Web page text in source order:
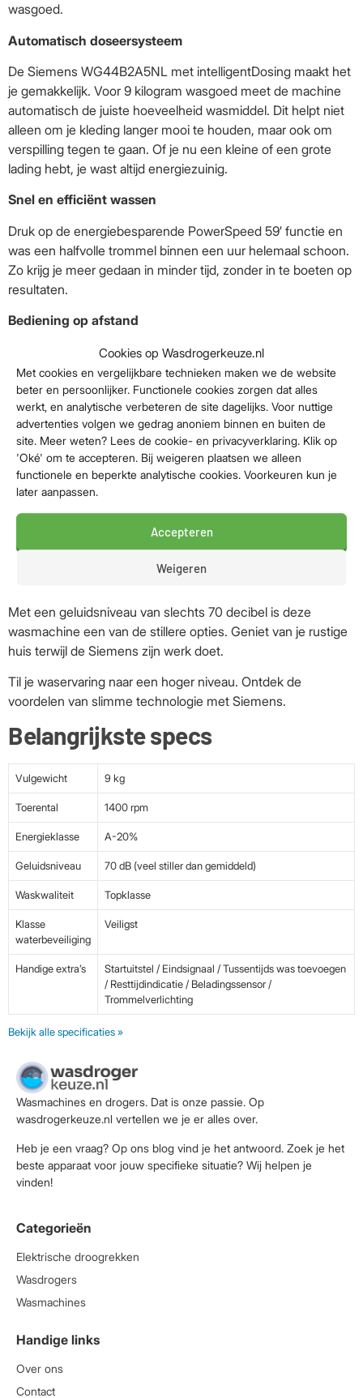
Cookies op Wasdrogerkeuze.nl
Met cookies en vergelijkbare technieken maken we de website
beter en persoonlijker. Functionele cookies zorgen dat alles
werkt, en analytische verbeteren de site dagelijks. Voor nuttige
advertenties volgen we gedrag anoniem binnen en buiten de
site. Meer weten? Lees de cookie- en privacyverklaring. Klik op
'Oké' om te accepteren. Bij weigeren plaatsen we alleen
functionele en beperkte analytische cookies. Voorkeuren kun je
later aanpassen.
Accepteren
Weigeren
wasgoed.
Automatisch doseersysteem
De Siemens WG44B2A5NL met intelligentDosing maakt het
je gemakkelijk. Voor 9 kilogram wasgoed meet de machine
automatisch de juiste hoeveelheid wasmiddel. Dit helpt niet
alleen om je kleding langer mooi te houden, maar ook om
verspilling tegen te gaan. Of je nu een kleine of een grote
lading hebt, je wast altijd energiezuinig.
Snel en efficiënt wassen
Druk op de energiebesparende PowerSpeed 59′ functie en
was een halfvolle trommel binnen een uur helemaal schoon.
Zo krijg je meer gedaan in minder tijd, zonder in te boeten op
resultaten.
Bediening op afstand
Met de Home Connect app heb je de iQ700 serie
wasmachine altijd binnen handbereik. Kies eenvoudig het
gewenste programma op afstand met je smartphone. Zo
maak je van jouw wasdag een georganiseerde ervaring
zonder stress.
Kreukelvrije kleding in een handomdraai
Weg met strijken! Met de smartFinish stoomfunctie
verminder je de helft van alle kreukels in maximaal 5
overhemden. Dit bespaart niet alleen tijd, maar maakt strijken
bijna overbodig.
Met een geluidsniveau van slechts 70 decibel is deze
wasmachine een van de stillere opties. Geniet van je rustige
huis terwijl de Siemens zijn werk doet.
Til je waservaring naar een hoger niveau. Ontdek de
voordelen van slimme technologie met Siemens.
Belangrijkste specs
Vulgewicht 9 kg
Toerental 1400 rpm
Energieklasse A-20%
Geluidsniveau 70 dB (veel stiller dan gemiddeld)
Waskwaliteit Topklasse
Klasse
waterbeveiliging
Veiligst
Handige extra’s
Startuitstel / Eindsignaal / Tussentijds was toevoegen
/ Resttijdindicatie / Beladingssensor /
Trommelverlichting
Bekijk alle specificaties »
Wasmachines en drogers. Dat is onze passie. Op
wasdrogerkeuze.nl vertellen we je er alles over.
Heb je een vraag? Op ons blog vind je het antwoord. Zoek je het
beste apparaat voor jouw specifieke situatie? Wij helpen je
vinden!
Categorieën
Elektrische droogrekken
Wasdrogers
Wasmachines
Handige links
Over ons
Contact